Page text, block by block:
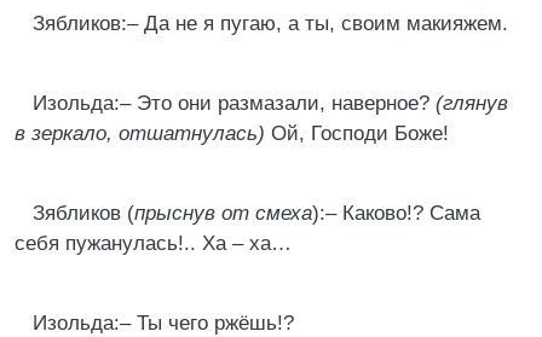
Зябликов:– Да не я пугаю, а ты, своим макияжем.
Изольда:– Это они размазали, наверное? (глянув
в зеркало, отшатнулась) Ой, Господи Боже!
Зябликов (прыснув от смеха):– Каково!? Сама
себя пужанулась!.. Ха – ха…
Изольда:– Ты чего ржёшь!?